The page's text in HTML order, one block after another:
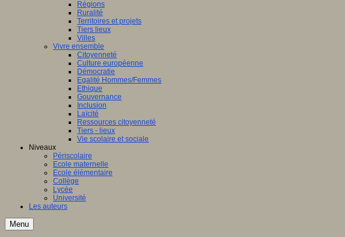
Régions
Ruralité
Territoires et projets
Tiers lieux
Villes
Vivre ensemble
Citoyenneté
Culture européenne
Démocratie
Egalité Hommes/Femmes
Ethique
Gouvernance
Inclusion
Laïcité
Ressources citoyenneté
Tiers - lieux
Vie scolaire et sociale
Niveaux
Périscolaire
Ecole maternelle
Ecole élémentaire
Collège
Lycée
Université
Les auteurs
Menu